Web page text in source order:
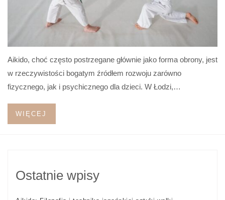
Aikido, choć często postrzegane głównie jako forma obrony, jest
w rzeczywistości bogatym źródłem rozwoju zarówno
fizycznego, jak i psychicznego dla dzieci. W Łodzi,…
WIĘCEJ
Ostatnie wpisy